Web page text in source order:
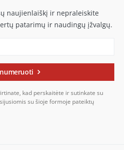
naujienlaiškį ir nepraleiskite
patarimų ir naudingų įžvalgų.
kad perskaitėte ir sutinkate su
su šioje formoje pateiktų